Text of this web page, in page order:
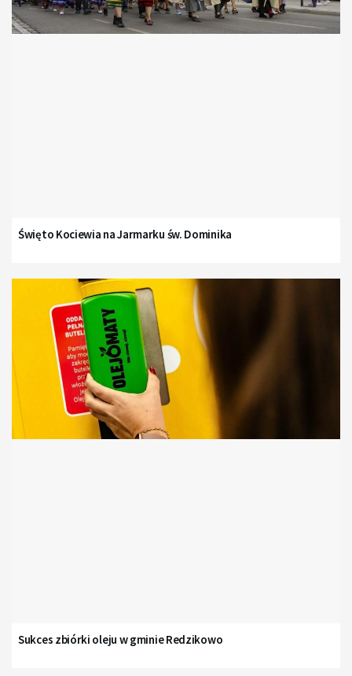
Święto Kociewia na Jarmarku św. Dominika
Sukces zbiórki oleju w gminie Redzikowo